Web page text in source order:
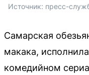
Источник: пресс-
Самарская
макака,
комедийном